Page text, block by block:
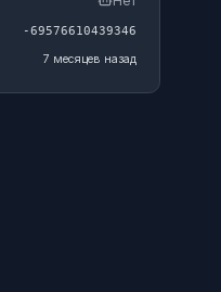
-69576610439346
7 месяцев назад